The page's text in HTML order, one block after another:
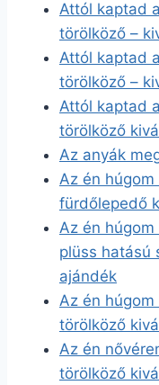
Attól kaptad
törölköző –
Attól kaptad
törölköző –
Attól kaptad
törölköző
Az anyák
Az én
fürdőlepedő
Az én
plüss hatású
ajándék
Az én
törölköző
Az én
törölköző